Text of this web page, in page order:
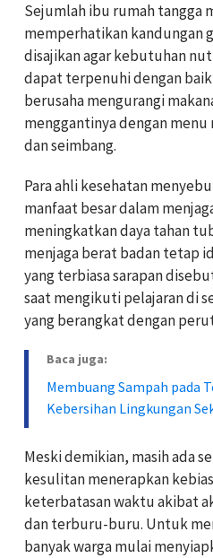
Sejumlah ibu rumah tangga
memperhatikan kandungan
disajikan agar kebutuhan
dapat terpenuhi dengan
berusaha mengurangi
menggantinya dengan menu
dan seimbang.
Para ahli kesehatan
manfaat besar dalam
meningkatkan daya tahan
menjaga berat badan tetap
yang terbiasa sarapan
saat mengikuti pelajaran di
yang berangkat dengan
Baca juga:
Membuang Sampah pada
Kebersihan Lingkungan
Meski demikian, masih ada
kesulitan menerapkan
keterbatasan waktu akibat
dan terburu-buru. Untuk
banyak warga mulai